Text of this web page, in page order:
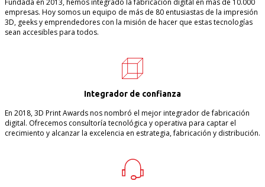
Fundada en 2013, hemos integrado la fabricación digital en más de 10.000
empresas. Hoy somos un equipo de más de 80 entusiastas de la impresión
3D, geeks y emprendedores con la misión de hacer que estas tecnologías
sean accesibles para todos.
Integrador de confianza
En 2018, 3D Print Awards nos nombró el mejor integrador de fabricación
digital. Ofrecemos consultoría tecnológica y operativa para captar el
crecimiento y alcanzar la excelencia en estrategia, fabricación y distribución.